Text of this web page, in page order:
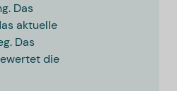
Das
aktuelle
Das
die